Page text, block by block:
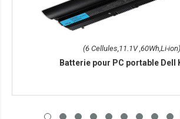
(6 Cellules,11.1V ,60Wh,Li-ion)
Batterie pour PC portable Dell